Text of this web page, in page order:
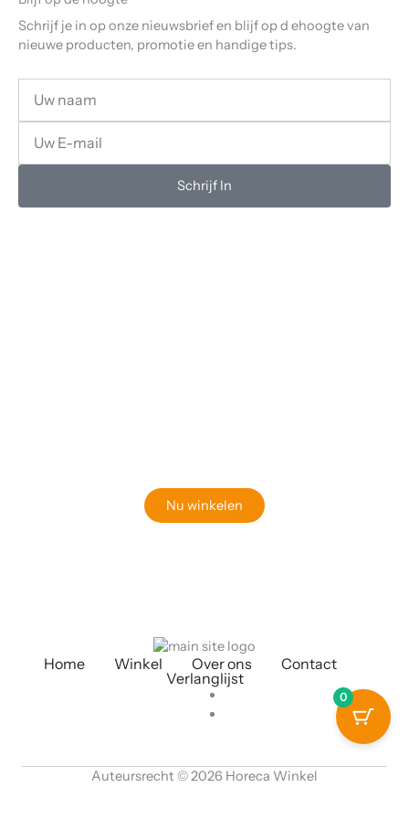
Schrijf je in op onze nieuwsbrief en blijf op d ehoogte van
nieuwe producten, promotie en handige tips.
Naam
email
Schrijf In
Nu winkelen
Home Winkel Over ons
Contact
Verlanglijst
Auteursrecht © 2026 Horeca Winkel
0